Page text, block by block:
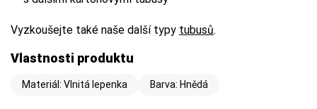
Vyzkoušejte také naše další typy tubusů.
Vlastnosti produktu
Materiál: Vlnitá lepenka Barva: Hnědá